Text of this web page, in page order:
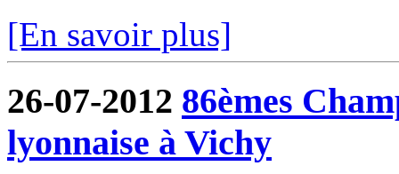
[En savoir plus]
26-07-2012 86èmes
lyonnaise à Vichy